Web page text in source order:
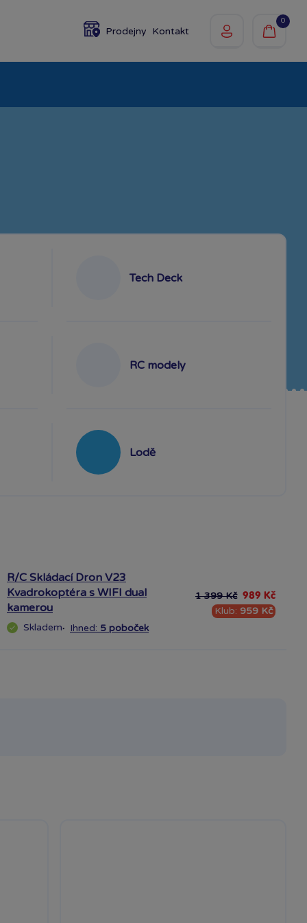
Prodejny Kontakt
0
Tech Deck
RC modely
Lodě
R/C Skládací Dron V23
Kvadrokoptéra s WIFI dual
kamerou
Skladem· Ihned: 5 poboček
1 399 Kč 989 Kč
Klub: 959 Kč